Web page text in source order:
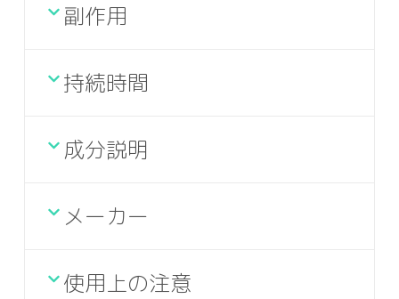
副作用
持続時間
成分説明
メーカー
使用上の注意